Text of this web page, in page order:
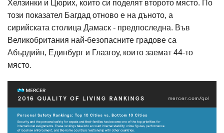
Хелзинки и Цюрих, които си поделят второто място. По
този показател Багдад отново е на дъното, а
сирийската столица Дамаск - предпоследна. Във
Великобритания най-безопасните градове са
Абърдийн, Единбург и Глазгоу, които заемат 44-то
място.